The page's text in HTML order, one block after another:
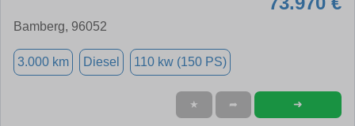
Bamberg, 96052
3.000 km Diesel 110 kw (150 PS)
★ ➦ ➜